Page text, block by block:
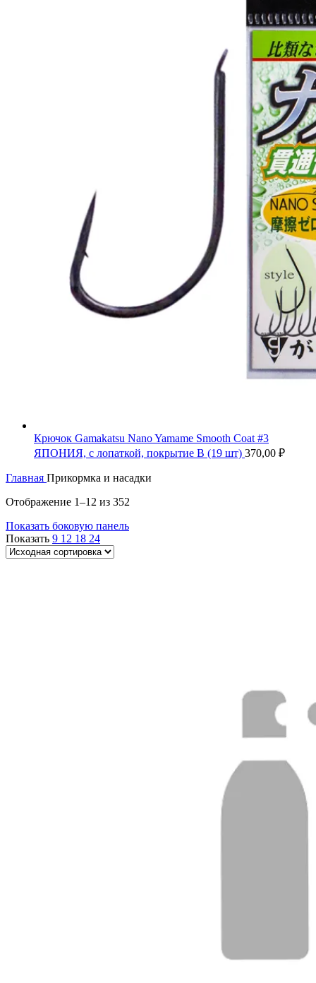
Крючок Gamakatsu Nano Yamame Smooth Coat #3
ЯПОНИЯ, с лопаткой, покрытие B (19 шт) 370,00 ₽
Главная Прикормка и насадки
Отображение 1–12 из 352
Показать боковую панель
Показать 9 12 18 24